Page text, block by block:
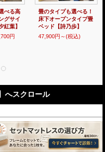
べる！
畳ベッ
)
国産ヘッドレス畳ベッ
ド脚付きタイプ【翠
霞】選べる畳
40,200円～(税込)
へスクロール